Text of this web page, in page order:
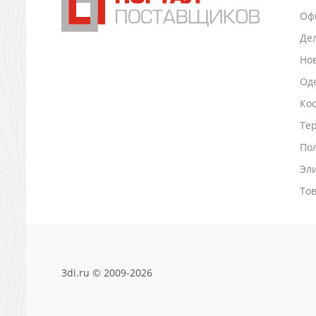
Антистрессы
Визитницы настольные
3di.ru © 2009-2026